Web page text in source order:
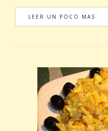
LEER UN POCO MAS